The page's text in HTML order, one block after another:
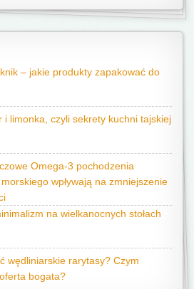
– jakie produkty zapakować do
i limonka, czyli sekrety kuchni tajskiej
Omega-3 pochodzenia
wpływają na zmniejszenie
na wielkanocnych stołach
wędliniarskie rarytasy? Czym
bogata?